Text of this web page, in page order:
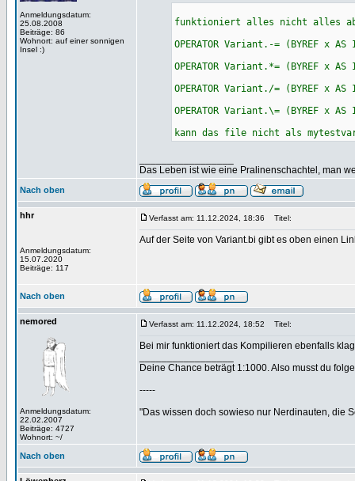
Anmeldungsdatum:
25.08.2008
Beiträge: 86
Wohnort: auf einer sonnigen
Insel :)
funktioniert alles nicht alles
OPERATOR Variant.-= (BYREF x AS
OPERATOR Variant.*= (BYREF x AS
OPERATOR Variant./= (BYREF x AS
OPERATOR Variant.\= (BYREF x AS
kann das file nicht als
Das Leben ist wie eine Pralinenschachtel, man
Nach oben
hhr
Anmeldungsdatum:
15.07.2020
Beiträge: 117
Verfasst am: 11.12.2024, 18:36 Titel:
Auf der Seite von Variant.bi gibt es oben einen
Nach oben
nemored
Anmeldungsdatum:
22.02.2007
Beiträge: 4727
Wohnort: ~/
Verfasst am: 11.12.2024, 18:52 Titel:
Bei mir funktioniert das Kompilieren ebenfalls
Deine Chance beträgt 1:1000. Also musst du
-----
"Das wissen doch sowieso nur Nerdinauten, die
Nach oben